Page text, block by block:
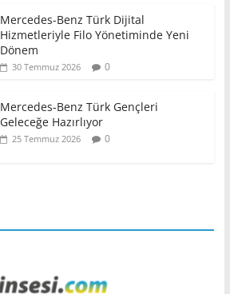
Mercedes-Benz Türk Dijital
Hizmetleriyle Filo Yönetiminde Yeni
Dönem
30 Temmuz 2026 0
Mercedes-Benz Türk Gençleri
Geleceğe Hazırlıyor
25 Temmuz 2026 0